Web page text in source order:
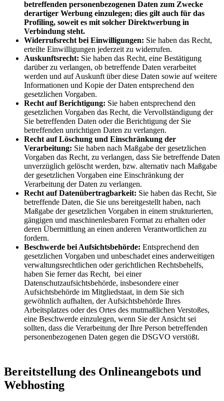
betreffenden personenbezogenen Daten zum Zwecke
derartiger Werbung einzulegen; dies gilt auch für das
Profiling, soweit es mit solcher Direktwerbung in
Verbindung steht.
Widerrufsrecht bei Einwilligungen: Sie haben das Recht,
erteilte Einwilligungen jederzeit zu widerrufen.
Auskunftsrecht: Sie haben das Recht, eine Bestätigung
darüber zu verlangen, ob betreffende Daten verarbeitet
werden und auf Auskunft über diese Daten sowie auf weitere
Informationen und Kopie der Daten entsprechend den
gesetzlichen Vorgaben.
Recht auf Berichtigung: Sie haben entsprechend den
gesetzlichen Vorgaben das Recht, die Vervollständigung der
Sie betreffenden Daten oder die Berichtigung der Sie
betreffenden unrichtigen Daten zu verlangen.
Recht auf Löschung und Einschränkung der
Verarbeitung: Sie haben nach Maßgabe der gesetzlichen
Vorgaben das Recht, zu verlangen, dass Sie betreffende Daten
unverzüglich gelöscht werden, bzw. alternativ nach Maßgabe
der gesetzlichen Vorgaben eine Einschränkung der
Verarbeitung der Daten zu verlangen.
Recht auf Datenübertragbarkeit: Sie haben das Recht, Sie
betreffende Daten, die Sie uns bereitgestellt haben, nach
Maßgabe der gesetzlichen Vorgaben in einem strukturierten,
gängigen und maschinenlesbaren Format zu erhalten oder
deren Übermittlung an einen anderen Verantwortlichen zu
fordern.
Beschwerde bei Aufsichtsbehörde: Entsprechend den
gesetzlichen Vorgaben und unbeschadet eines anderweitigen
verwaltungsrechtlichen oder gerichtlichen Rechtsbehelfs,
haben Sie ferner das Recht, bei einer
Datenschutzaufsichtsbehörde, insbesondere einer
Aufsichtsbehörde im Mitgliedstaat, in dem Sie sich
gewöhnlich aufhalten, der Aufsichtsbehörde Ihres
Arbeitsplatzes oder des Ortes des mutmaßlichen Verstoßes,
eine Beschwerde einzulegen, wenn Sie der Ansicht sei
sollten, dass die Verarbeitung der Ihre Person betreffenden
personenbezogenen Daten gegen die DSGVO verstößt.
Bereitstellung des Onlineangebots und
Webhosting